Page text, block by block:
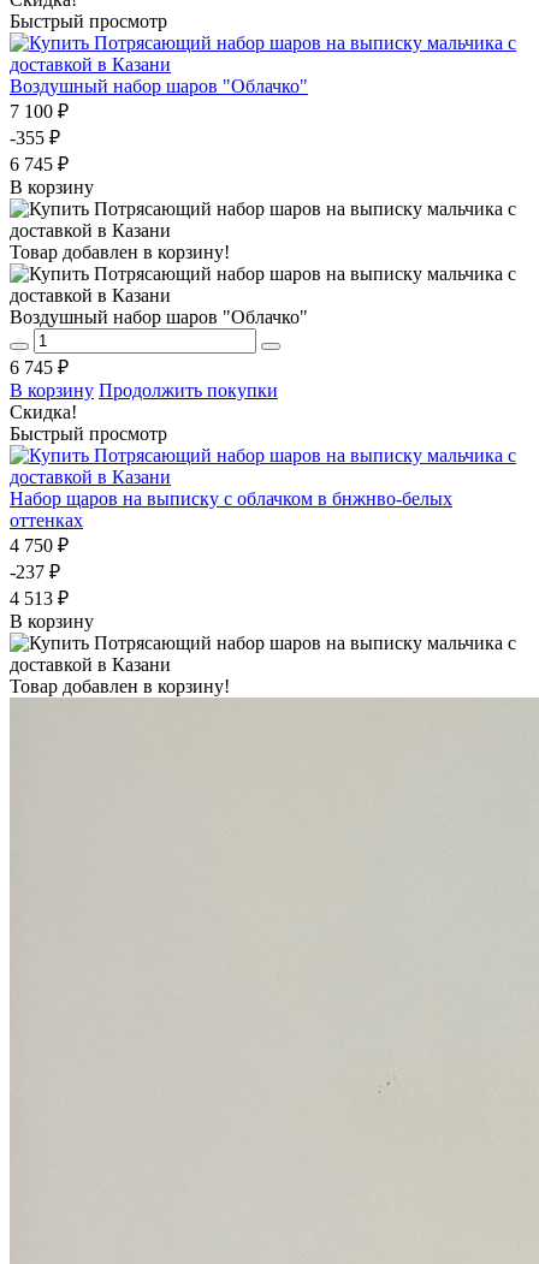
Быстрый просмотр
Воздушный набор шаров "Облачко"
7 100 ₽
-355 ₽
6 745 ₽
В корзину
Товар добавлен в корзину!
Воздушный набор шаров "Облачко"
6 745 ₽
В корзину Продолжить покупки
Скидка!
Быстрый просмотр
Набор щаров на выписку с облачком в бнжнво-белых
оттенках
4 750 ₽
-237 ₽
4 513 ₽
В корзину
Товар добавлен в корзину!